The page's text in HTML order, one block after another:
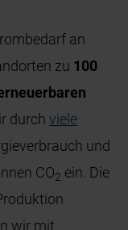
an
zu 100
durchviele
und
CO2 ein. Die
wir mit